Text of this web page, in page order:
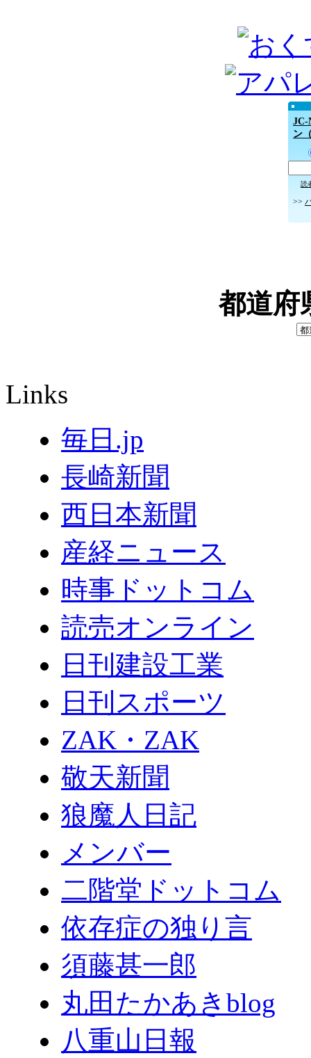
JC-
ン
読
>>
都道府
Links
毎日.jp
長崎新聞
西日本新聞
産経ニュース
時事ドットコム
読売オンライン
日刊建設工業
日刊スポーツ
ZAK・ZAK
敬天新聞
狼魔人日記
メンバー
二階堂ドットコム
依存症の独り言
須藤甚一郎
丸田たかあきblog
八重山日報